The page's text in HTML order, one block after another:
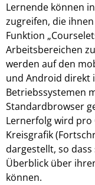
Lernende können
zugreifen, die
Funktion
Arbeitsbereichen
werden auf den
und Android direkt
Betriebssystemen
Standardbrowser
Lernerfolg wird pro
Kreisgrafik
dargestellt, so
Überblick über
können.